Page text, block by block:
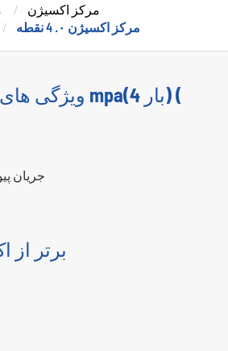
مرکز اکسیژن
مرکز اکسیژن ۰. 4 نقطه
ویژگی های اصلی ۰.۴ mpa(4 بار) (
جريان پيوسته
برتر از